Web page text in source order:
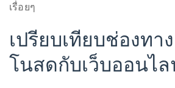
booking@theduanewells.com
Follow
เรื่อยๆ
เปรียบเทียบช่องทา
โนสดกับเว็บออนไ